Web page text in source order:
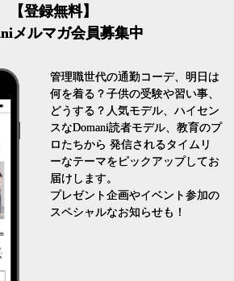
【登録無料】
メルマガ会員募集中
管理職世代の通勤コーデ、明日は
何を着る？子供の受験や習い事、
どうする？人気モデル、ハイセン
スなDomani読者モデル、教育のプ
ロたちから 発信されるタイムリ
ーなテーマをピックアップしてお
届けします。
プレゼント企画やイベント参加の
スペシャルなお知らせも！